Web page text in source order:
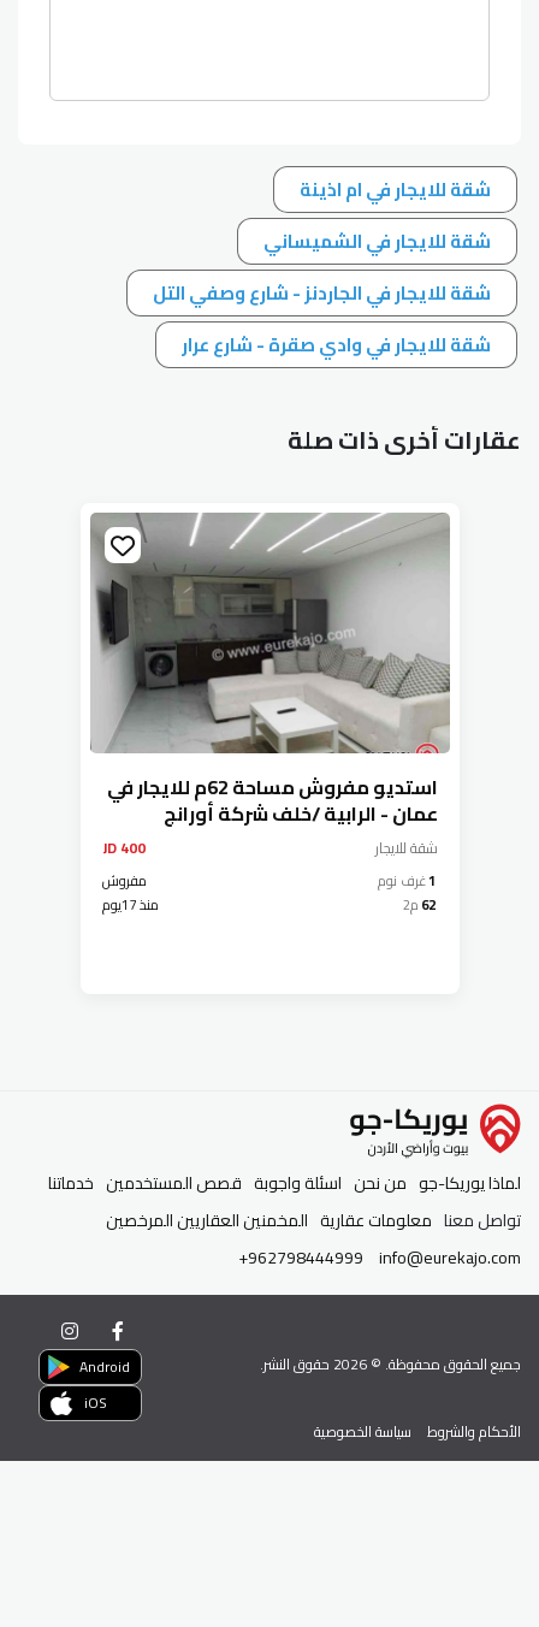
شقة للايجار في ام اذينة
شقة للايجار في الشميساني
شقة للايجار في الجاردنز - شارع وصفي التل
شقة للايجار في وادي صقرة - شارع عرار
عقارات أخرى ذات صلة
استديو مفروش مساحة 62م للايجار في
عمان - الرابية /خلف شركة أورانج
شقةللايجار 400 JD
1غرف نوم
مفروش
62م2 منذ 17يوم
لماذا يوريكا-جو من نحن اسئلة واجوبة قصص المستخدمين خدماتنا
تواصل معنا معلومات عقارية المخمنين العقاريين المرخصين
info@eurekajo.com
+962798444999
جميع الحقوق محفوظة. ©2026 حقوق النشر.
Android
iOS
الأحكام والشروط
سياسة الخصوصية